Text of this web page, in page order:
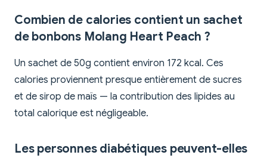
Combien de calories contient un sachet
de bonbons Molang Heart Peach ?
Un sachet de 50g contient environ 172 kcal. Ces
calories proviennent presque entièrement de sucres
et de sirop de maïs — la contribution des lipides au
total calorique est négligeable.
Les personnes diabétiques peuvent-elles